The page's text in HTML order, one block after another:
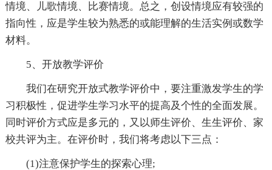
情境、儿歌情境、比赛情境。总之，创设情境应有较强的
指向性，应是学生较为熟悉的或能理解的生活实例或数学
材料。
5、开放教学评价
我们在研究开放式教学评价中，要注重激发学生的学
习积极性，促进学生学习水平的提高及个性的全面发展。
同时评价方式应是多元的，又以师生评价、生生评价、家
校共评为主。在评价时，我们将考虑以下三点：
(1)注意保护学生的探索心理;